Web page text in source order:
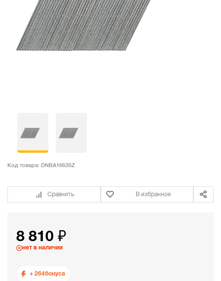
Код товара: DNBA1663SZ
Сравнить В избранное
8 810 ₽
нет в наличии
+ 264бонуса